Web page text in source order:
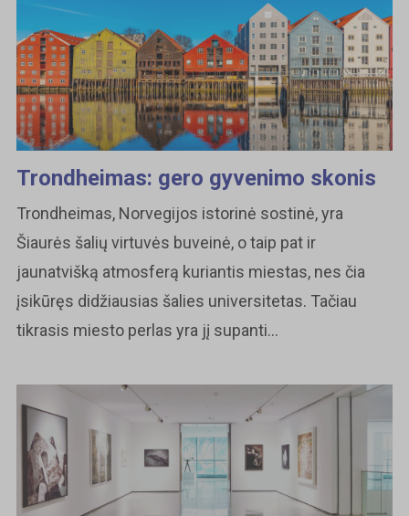
Trondheimas: gero gyvenimo skonis
Trondheimas, Norvegijos istorinė sostinė, yra
Šiaurės šalių virtuvės buveinė, o taip pat ir
jaunatvišką atmosferą kuriantis miestas, nes čia
įsikūręs didžiausias šalies universitetas. Tačiau
tikrasis miesto perlas yra jį supanti...